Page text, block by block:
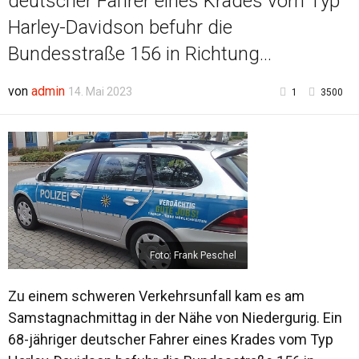
Shop
Harley-Davidson befuhr die
Bundesstraße 156 in Richtung...
von admin 14. Mai 2023 1 3500
Foto: Frank Peschel
Zu einem schweren Verkehrsunfall kam es am
Samstagnachmittag in der Nähe von Niedergurig. Ein
68-jähriger deutscher Fahrer eines Krades vom Typ